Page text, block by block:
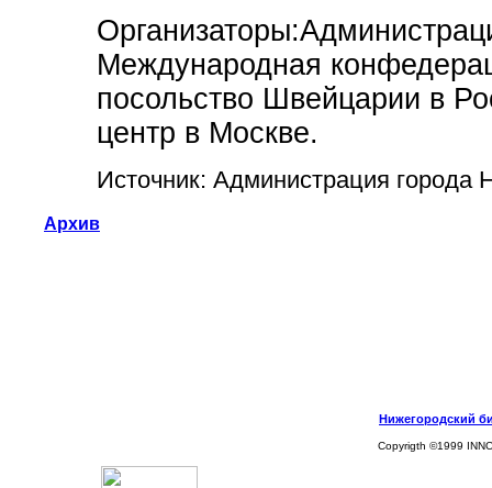
Международная
посольство Швейцарии в
центр в Москве.
Источник: Администрация города
Архив
Нижегородский
Copyrigth ©1999